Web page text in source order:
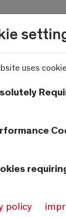
uses
policy